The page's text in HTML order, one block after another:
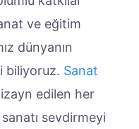
ve eğitim
dünyanın
biliyoruz. Sanat
edilen her
sevdirmeyi